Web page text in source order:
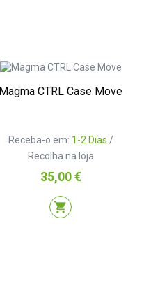
Magma CTRL Case Move
Receba-o em: 1-2 Dias /
Recolha na loja
Preço
35,00 €
shopping_cart